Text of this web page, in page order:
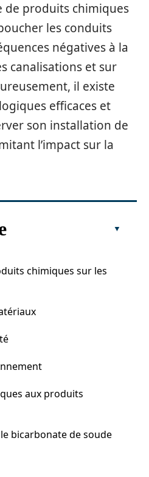
de produits chimiques
les conduits
négatives à la
canalisations et sur
il existe
efficaces et
son installation de
l’impact sur la
chimiques sur les
aux produits
bicarbonate de soude